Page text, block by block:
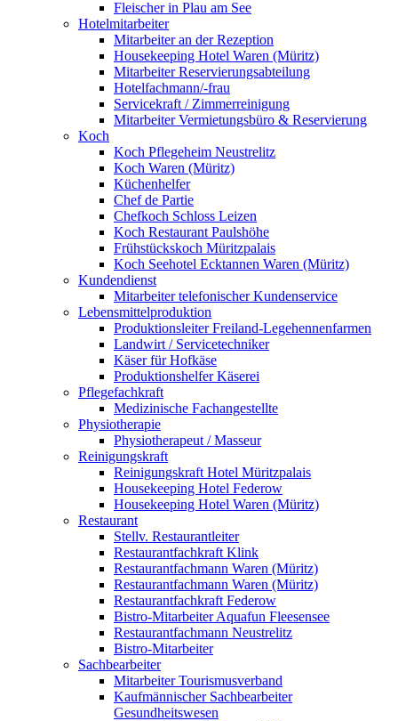
Fleischer in Plau am See
Hotelmitarbeiter
Mitarbeiter an der Rezeption
Housekeeping Hotel Waren (Müritz)
Mitarbeiter Reservierungsabteilung
Hotelfachmann/-frau
Servicekraft / Zimmerreinigung
Mitarbeiter Vermietungsbüro & Reservierung
Koch
Koch Pflegeheim Neustrelitz
Koch Waren (Müritz)
Küchenhelfer
Chef de Partie
Chefkoch Schloss Leizen
Koch Restaurant Paulshöhe
Frühstückskoch Müritzpalais
Koch Seehotel Ecktannen Waren (Müritz)
Kundendienst
Mitarbeiter telefonischer Kundenservice
Lebensmittelproduktion
Produktionsleiter Freiland-Legehennenfarmen
Landwirt / Servicetechniker
Käser für Hofkäse
Produktionshelfer Käserei
Pflegefachkraft
Medizinische Fachangestellte
Physiotherapie
Physiotherapeut / Masseur
Reinigungskraft
Reinigungskraft Hotel Müritzpalais
Housekeeping Hotel Federow
Housekeeping Hotel Waren (Müritz)
Restaurant
Stellv. Restaurantleiter
Restaurantfachkraft Klink
Restaurantfachmann Waren (Müritz)
Restaurantfachmann Waren (Müritz)
Restaurantfachkraft Federow
Bistro-Mitarbeiter Aquafun Fleesensee
Restaurantfachmann Neustrelitz
Bistro-Mitarbeiter
Sachbearbeiter
Mitarbeiter Tourismusverband
Kaufmännischer Sachbearbeiter
Gesundheitswesen